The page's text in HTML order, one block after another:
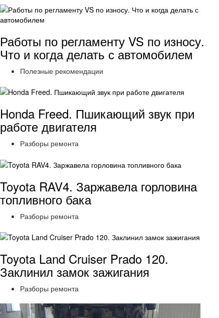
Работы по регламенту VS по износу.
Что и когда делать с автомобилем
Полезные рекомендации
Honda Freed. Пшикающий звук при
работе двигателя
Разборы ремонта
Toyota RAV4. Заржавела горловина
топливного бака
Разборы ремонта
Toyota Land Cruiser Prado 120.
Заклинил замок зажигания
Разборы ремонта